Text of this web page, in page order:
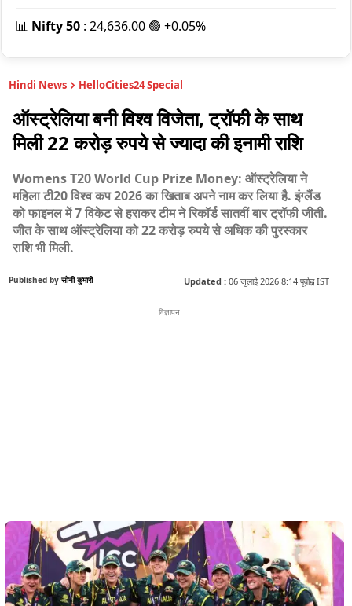
📊 Nifty 50 : 24,636.00 🟢 +0.05%
Hindi News HelloCities24 Special
ऑस्ट्रेलिया बनी विश्व विजेता, ट्रॉफी के साथ
मिली 22 करोड़ रुपये से ज्यादा की इनामी राशि
Womens T20 World Cup Prize Money: ऑस्ट्रेलिया ने
महिला टी20 विश्व कप 2026 का खिताब अपने नाम कर लिया है. इंग्लैंड
को फाइनल में 7 विकेट से हराकर टीम ने रिकॉर्ड सातवीं बार ट्रॉफी जीती.
जीत के साथ ऑस्ट्रेलिया को 22 करोड़ रुपये से अधिक की पुरस्कार
राशि भी मिली.
Published by सोनी कुमारी Updated : 06 जुलाई 2026 8:14 पूर्वाह्न IST
विज्ञापन